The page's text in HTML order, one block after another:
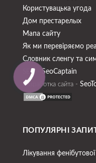
Користувацька угода
Дом престарелых
Мапа сайту
Як ми перевіряємо
Словник сленгу та
SEO - SeoСaptain
Разработка сайта -
ПОПУЛЯРНІ
Лікування